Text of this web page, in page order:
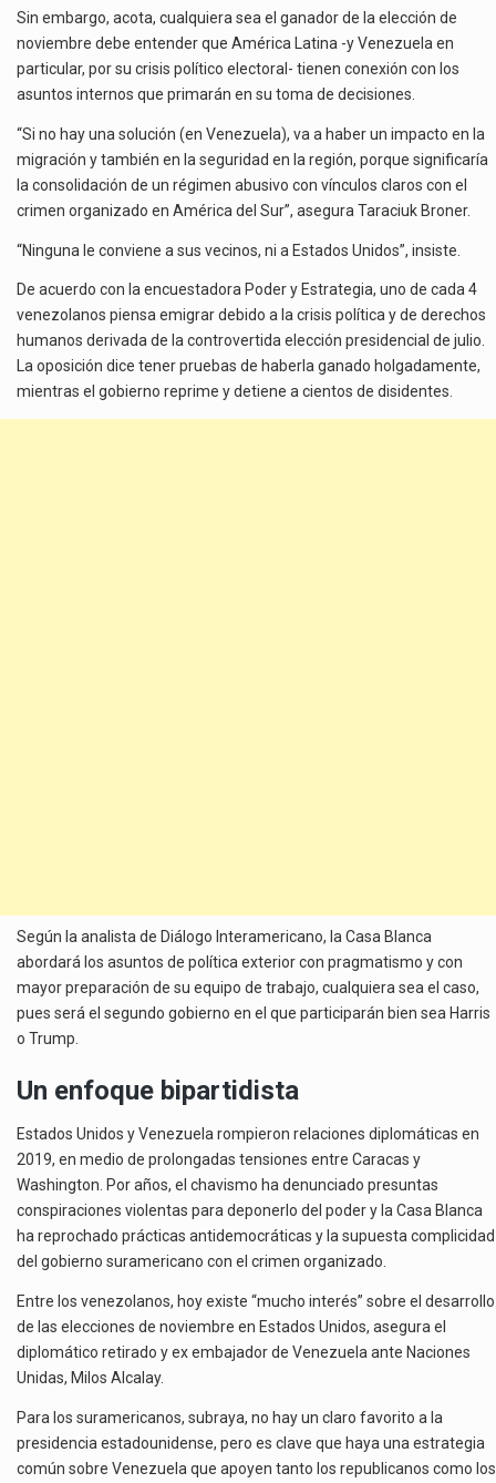
Sin embargo, acota, cualquiera sea el ganador de la elección de
noviembre debe entender que América Latina -y Venezuela en
particular, por su crisis político electoral- tienen conexión con los
asuntos internos que primarán en su toma de decisiones.
“Si no hay una solución (en Venezuela), va a haber un impacto en la
migración y también en la seguridad en la región, porque significaría
la consolidación de un régimen abusivo con vínculos claros con el
crimen organizado en América del Sur”, asegura Taraciuk Broner.
“Ninguna le conviene a sus vecinos, ni a Estados Unidos”, insiste.
De acuerdo con la encuestadora Poder y Estrategia, uno de cada 4
venezolanos piensa emigrar debido a la crisis política y de derechos
humanos derivada de la controvertida elección presidencial de julio.
La oposición dice tener pruebas de haberla ganado holgadamente,
mientras el gobierno reprime y detiene a cientos de disidentes.
Según la analista de Diálogo Interamericano, la Casa Blanca
abordará los asuntos de política exterior con pragmatismo y con
mayor preparación de su equipo de trabajo, cualquiera sea el caso,
pues será el segundo gobierno en el que participarán bien sea Harris
o Trump.
Un enfoque bipartidista
Estados Unidos y Venezuela rompieron relaciones diplomáticas en
2019, en medio de prolongadas tensiones entre Caracas y
Washington. Por años, el chavismo ha denunciado presuntas
conspiraciones violentas para deponerlo del poder y la Casa Blanca
ha reprochado prácticas antidemocráticas y la supuesta complicidad
del gobierno suramericano con el crimen organizado.
Entre los venezolanos, hoy existe “mucho interés” sobre el desarrollo
de las elecciones de noviembre en Estados Unidos, asegura el
diplomático retirado y ex embajador de Venezuela ante Naciones
Unidas, Milos Alcalay.
Para los suramericanos, subraya, no hay un claro favorito a la
presidencia estadounidense, pero es clave que haya una estrategia
común sobre Venezuela que apoyen tanto los republicanos como los